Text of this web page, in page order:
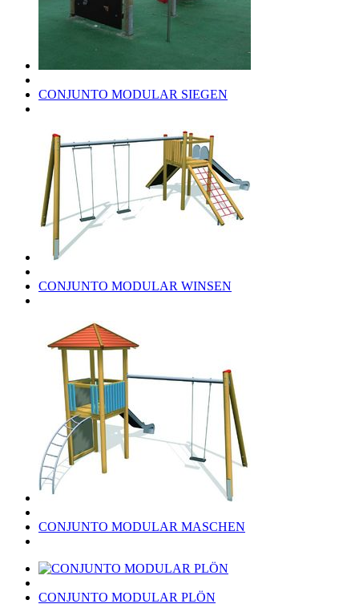
CONJUNTO MODULAR SIEGEN
CONJUNTO MODULAR WINSEN
CONJUNTO MODULAR MASCHEN
CONJUNTO MODULAR PLÖN